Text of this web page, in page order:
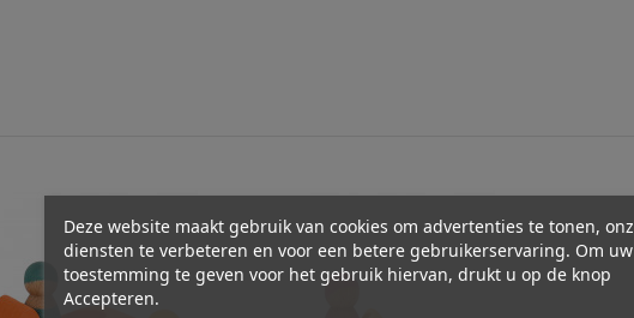
Deze website maakt gebruik van cookies om advertenties te tonen,
diensten te verbeteren en voor een betere gebruikerservaring. Om uw
toestemming te geven voor het gebruik hiervan, drukt u op de knop
Accepteren.